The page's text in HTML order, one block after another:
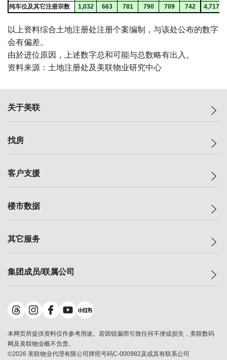
纯车位及其它注册宗数
1,032 663 781 790 709 742 4,717
以上资料综合土地注册处注册个案编制，与该处公布的数字
会有偏差。
由於进位原因，上述数字总和可能与总数略有出入。
资料来源：土地注册处及美联物业研究中心
关于美联
美联集团
人才招募
找房
一手新房
减价
美联豪宅
独家楼盘
租房
客户支援
自助放盘
查询热线
按揭计算机
负担能力计算机
转按计算机
缴款方式
楼市数据
指数
历史成交
小区成交排行榜
地区百科
其它服务
小区专页
美联精英会
美善会
地产经纪人管理协会
集团成员/联属公司
美联物业
鋑联控股*
美联工商铺*
美联中国
美联澳门
本网页所提供资料仅作参考用途。若因错漏而引致任何不便或损失，美联数码
网及美联物业概不负责。
©2026 美联物业代理有限公司牌照号码C-000982及或其有联系公司